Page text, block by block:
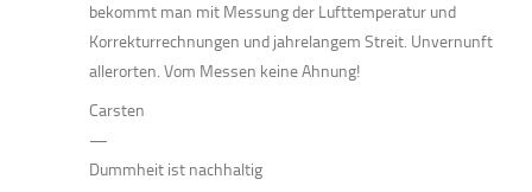
bekommt man mit Messung der Lufttemperatur und
Korrekturrechnungen und jahrelangem Streit. Unvernunft
allerorten. Vom Messen keine Ahnung!
Carsten
—
Dummheit ist nachhaltig